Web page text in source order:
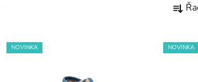
a
e
n
NOVINKA NOVINKA